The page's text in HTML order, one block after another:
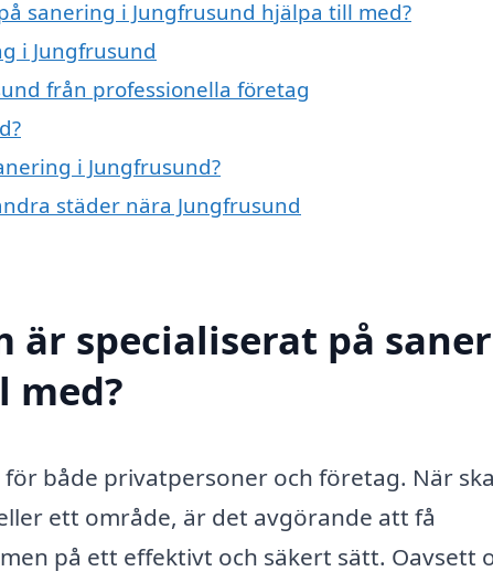
sanering i Jungfrusund hjälpa till med?
i Jungfrusund
från professionella företag
i Jungfrusund?
städer nära Jungfrusund
är specialiserat på
med?
både privatpersoner och företag. När
ett område, är det avgörande att få
på ett effektivt och säkert sätt. Oavsett